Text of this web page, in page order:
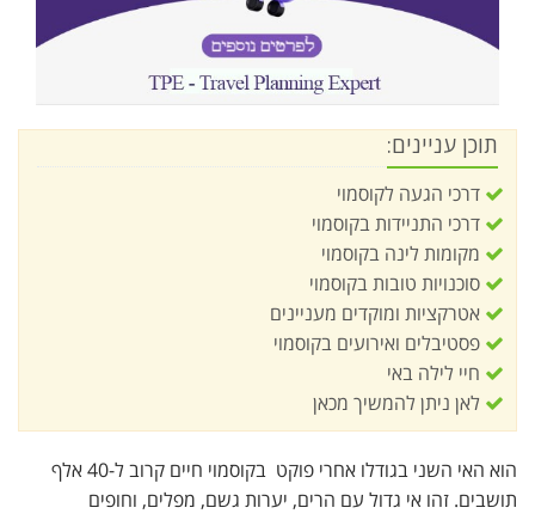
תוכן עניינים:
דרכי הגעה לקוסמוי
דרכי התניידות בקוסמוי
מקומות לינה בקוסמוי
סוכנויות טובות בקוסמוי
אטרקציות ומוקדים מעניינים
פסטיבלים ואירועים בקוסמוי
חיי לילה באי
לאן ניתן להמשיך מכאן
הוא האי השני בגודלו אחרי פוקט בקוסמוי חיים קרוב ל-40 אלף
תושבים. זהו אי גדול עם הרים, יערות גשם, מפלים, וחופים